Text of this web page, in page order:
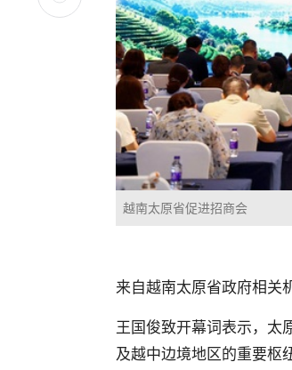
越南太原省促进招商会
来自越南太原省政府相关
王国俊致开幕词表示，太
及越中边境地区的重要枢